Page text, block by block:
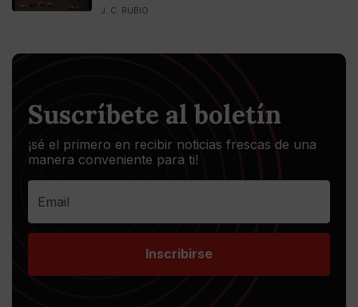
J. C. RUBIO
Suscríbete al boletín
¡sé el primero en recibir noticias frescas de una
manera conveniente para ti!
Inscribirse